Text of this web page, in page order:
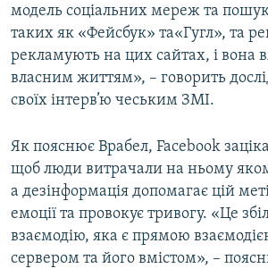
модель соціальних мереж та
таких як «Фейсбук» та«Гугл», та
рекламують на цих сайтах, і вона
власним життям», – говорить
своїх інтерв’ю чеським ЗМІ.
Як пояснює Врабел, Facebook
щоб люди витрачали на ньому
а дезінформація допомагає цій
емоції та провокує тривогу. «Це
взаємодію, яка є прямою
сервером та його вмістом», –